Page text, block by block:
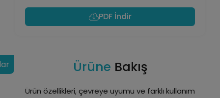
PDF İndir
Ürüne Bakış
Ürün özellikleri, çevreye uyumu ve farklı kullanım